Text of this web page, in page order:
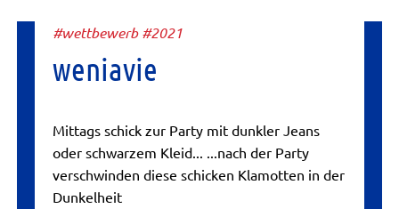
#wettbewerb #2021
weniavie
Mittags schick zur Party mit dunkler Jeans
oder schwarzem Kleid... ...nach der Party
verschwinden diese schicken Klamotten in der
Dunkelheit